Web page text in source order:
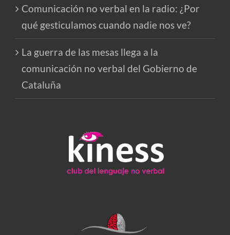
Comunicación no verbal en la radio: ¿Por
qué gesticulamos cuando nadie nos ve?
La guerra de las mesas llega a la
comunicación no verbal del Gobierno de
Cataluña